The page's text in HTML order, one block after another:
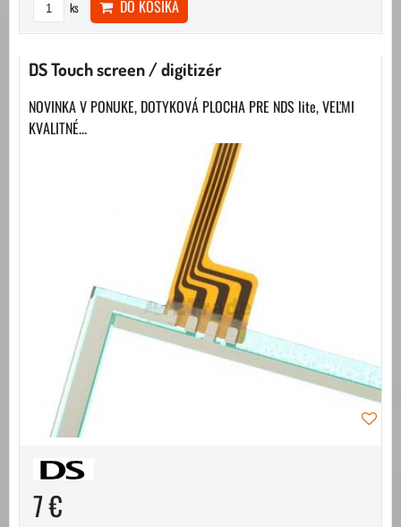
ks DO KOŠÍKA
DS Touch screen / digitizér
NOVINKA V PONUKE, DOTYKOVÁ PLOCHA PRE NDS lite, VEĽMI
KVALITNÉ...
7 €